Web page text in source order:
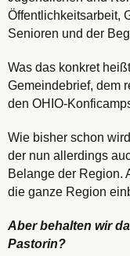
Öffentlichkeitsarbeit,
Senioren und der
Was das konkret
Gemeindebrief, dem
den OHIO-
Wie bisher schon
der nun allerdings
Belange der Region.
die ganze Region
Aber behalten wir
Pastorin?